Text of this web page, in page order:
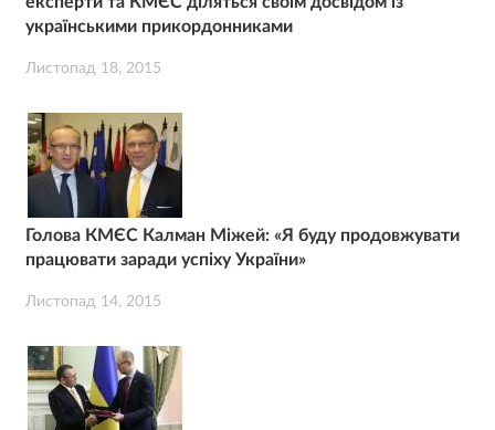
українськими прикордонниками
Листопад 18, 2015
Голова КМЄС Калман Міжей: «Я буду продовжувати
працювати заради успіху України»
Листопад 14, 2015